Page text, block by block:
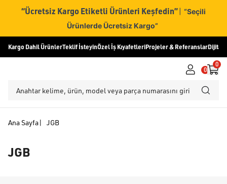
“Ücretsiz Kargo Etiketli Ürünleri Keşfedin” | “Seçili
Ürünlerde Ücretsiz Kargo”
Kargo Dahil ÜrünlerTeklif İsteyinÖzel İş KıyafetleriProjeler & ReferanslarDijital
0
0
Ana Sayfa| JGB
JGB